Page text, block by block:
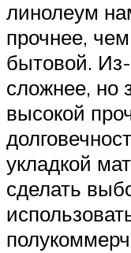
линолеум
прочнее,
бытовой. Из-
сложнее, но
высокой
укладкой
сделать